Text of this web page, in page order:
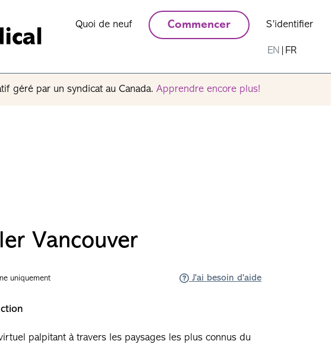
Quoi de neuf Commencer S’identifier
EN FR
géré par un syndicat au Canada. Apprendre encore plus!
Vancouver
uniquement J'ai besoin d'aide
palpitant à travers les paysages les plus connus du